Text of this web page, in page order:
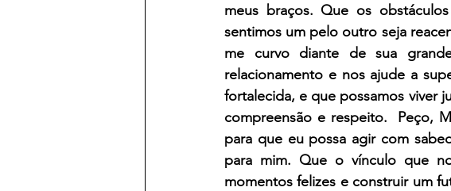
meus braços. Que os
sentimos um pelo outro seja
me curvo diante de sua
relacionamento e nos ajude a
fortalecida, e que possamos viver
compreensão e respeito.  Peço,
para que eu possa agir com
para mim. Que o vínculo que
momentos felizes e construir um